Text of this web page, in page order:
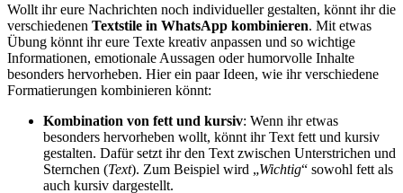
Wollt ihr eure Nachrichten noch individueller gestalten, könnt ihr die
verschiedenen Textstile in WhatsApp kombinieren. Mit etwas
Übung könnt ihr eure Texte kreativ anpassen und so wichtige
Informationen, emotionale Aussagen oder humorvolle Inhalte
besonders hervorheben. Hier ein paar Ideen, wie ihr verschiedene
Formatierungen kombinieren könnt:
Kombination von fett und kursiv: Wenn ihr etwas
besonders hervorheben wollt, könnt ihr Text fett und kursiv
gestalten. Dafür setzt ihr den Text zwischen Unterstrichen und
Sternchen (Text). Zum Beispiel wird „Wichtig“ sowohl fett als
auch kursiv dargestellt.